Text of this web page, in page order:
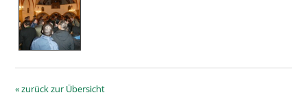
« zurück zur Übersicht